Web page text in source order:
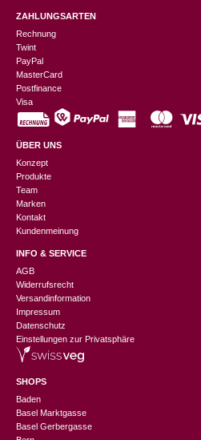
ZAHLUNGSARTEN
Rechnung
Twint
PayPal
MasterCard
Postfinance
Visa
ÜBER UNS
Konzept
Produkte
Team
Marken
Kontakt
Kundenmeinung
INFO & SERVICE
AGB
Widerrufsrecht
Versandinformation
Impressum
Datenschutz
Einstellungen zur Privatsphäre
SHOPS
Baden
Basel Marktgasse
Basel Gerbergasse